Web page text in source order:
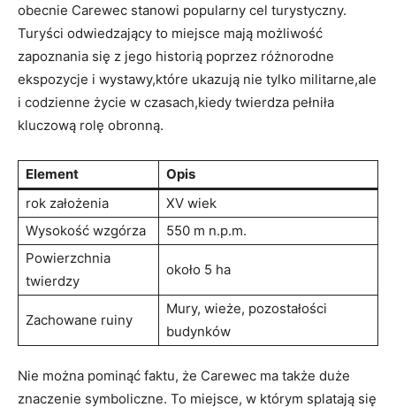
obecnie Carewec stanowi ⁤popularny cel turystyczny.
Turyści odwiedzający to miejsce mają możliwość​
zapoznania się z ​jego ⁣historią poprzez‍ różnorodne​
ekspozycje i wystawy,które ukazują ‌nie tylko⁢ militarne,ale
i codzienne życie w czasach,kiedy twierdza ⁢pełniła
kluczową rolę obronną.
Element
Opis
rok założenia
XV wiek
Wysokość wzgórza
550 m n.p.m.
Powierzchnia
twierdzy
około 5 ha
Zachowane​ ruiny
Mury, wieże, pozostałości
budynków
Nie ​można pominąć faktu, że Carewec ma także duże
znaczenie symboliczne. To miejsce, ⁢w ⁣którym splatają ⁢się